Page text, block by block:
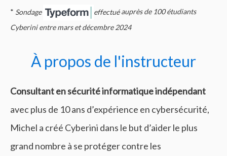
* Sondage effectué auprès de 100 étudiants
Cyberini entre mars et décembre 2024
À propos de l'instructeur
Consultant en sécurité informatiqueindépendant
avec plus de 10 ans d’expérience en cybersécurité,
Michel a créé Cyberini dans le but d’aider le plus
grand nombre à se protéger contre les